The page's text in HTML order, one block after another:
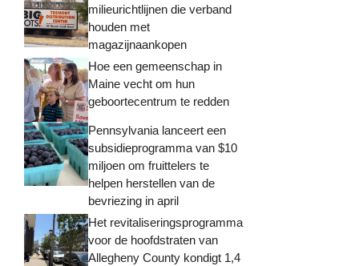
milieurichtlijnen die verband
houden met
magazijnaankopen
Hoe een gemeenschap in
Maine vecht om hun
geboortecentrum te redden
Pennsylvania lanceert een
subsidieprogramma van $10
miljoen om fruittelers te
helpen herstellen van de
bevriezing in april
Het revitaliseringsprogramma
voor de hoofdstraten van
Allegheny County kondigt 1,4